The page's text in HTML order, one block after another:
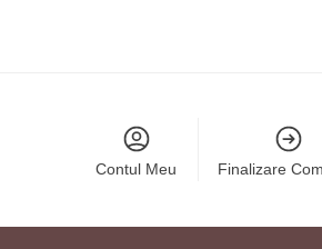
Contul Meu Finalizare